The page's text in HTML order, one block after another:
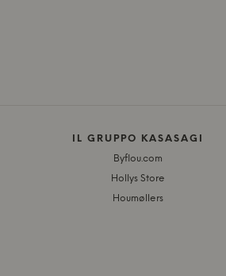
IL GRUPPO KASASAGI
Byflou.com
Hollys Store
Houmøllers